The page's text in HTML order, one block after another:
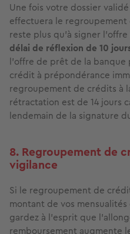
Une fois votre dossier
effectuera le regroupement
reste plus qu’à signer
délai de réflexion de 10
l’offre de prêt de la
crédit à prépondérance
regroupement de crédits à
rétractation est de 14 jours
lendemain de la signature
8. Regroupement de
vigilance
Si le regroupement de
montant de vos
gardez à l’esprit que
remboursement augmente